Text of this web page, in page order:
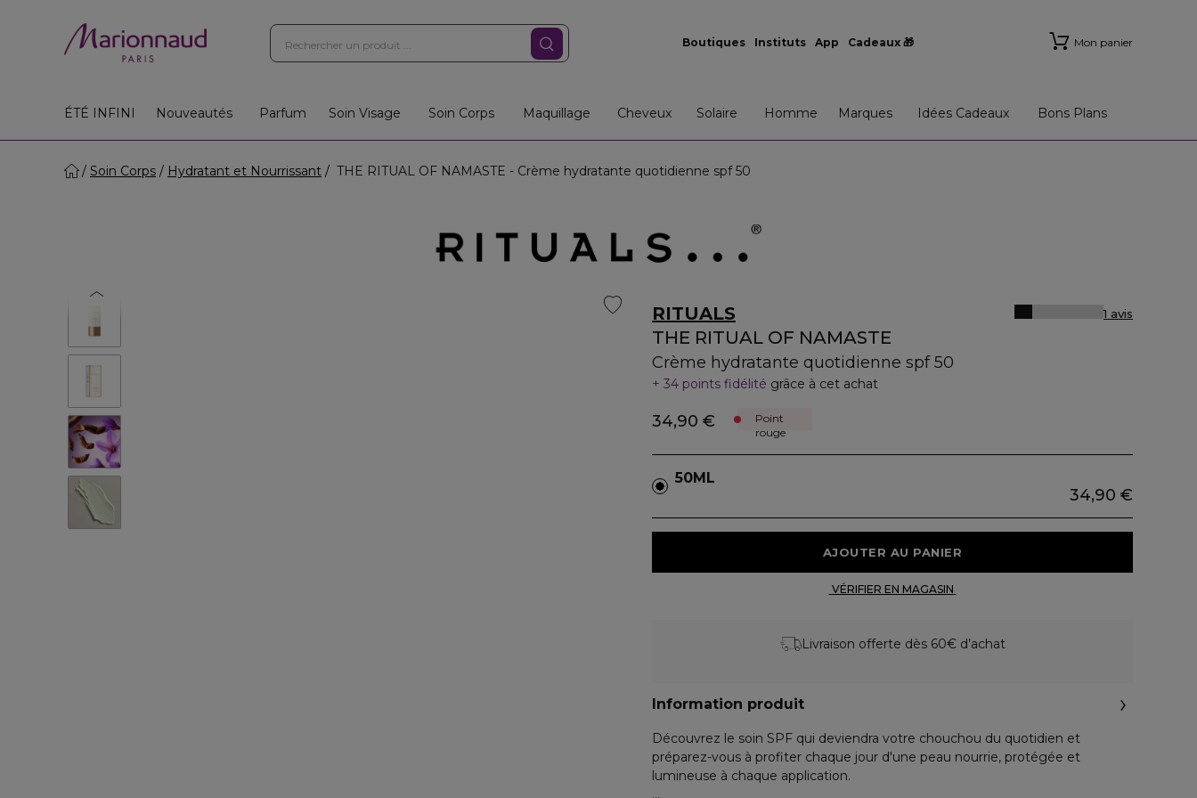
Boutiques Instituts App Cadeaux 🎁 Mon panier
ÉTÉ INFINI Nouveautés Parfum Soin Visage Soin Corps Maquillage Cheveux Solaire Homme Marques Idées Cadeaux Bons Plans
Soin Corps Hydratant et Nourrissant THE RITUAL OF NAMASTE - Crème hydratante quotidienne spf 50
RITUALS
THE RITUAL OF NAMASTE
Crème hydratante quotidienne spf 50
1 avis
34 points fidélité grâce à cet achat
34,90 €
Point
rouge
50ML
34,90 €
Livraison offerte dès 60€ d’achat
Information produit
Découvrez le soin SPF qui deviendra votre chouchou du quotidien et
préparez-vous à profiter chaque jour d'une peau nourrie, protégée et
lumineuse à chaque application.